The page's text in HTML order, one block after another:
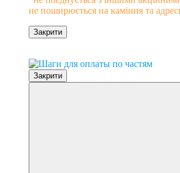
не поширюється на каміння та
Закрити
Закрити